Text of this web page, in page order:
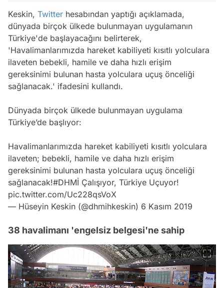
Keskin, Twitter hesabından yaptığı açıklamada,
dünyada birçok ülkede bulunmayan uygulamanın
Türkiye'de başlayacağını belirterek,
'Havalimanlarımızda hareket kabiliyeti kısıtlı yolculara
ilaveten bebekli, hamile ve daha hızlı erişim
gereksinimi bulunan hasta yolculara uçuş önceliği
sağlanacak.' ifadesini kullandı.
Dünyada birçok ülkede bulunmayan uygulama
Türkiye’de başlıyor:
Havalimanlarımızda hareket kabiliyeti kısıtlı yolculara
ilaveten; bebekli, hamile ve daha hızlı erişim
gereksinimi bulunan hasta yolculara uçuş önceliği
sağlanacak!#DHMİ Çalışıyor, Türkiye Uçuyor!
pic.twitter.com/Uc228qsVoX
— Hüseyin Keskin (@dhmihkeskin) 6 Kasım 2019
38 havalimanı 'engelsiz belgesi'ne sahip